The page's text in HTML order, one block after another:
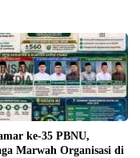
ke-35 PBNU,
Marwah Organisasi di